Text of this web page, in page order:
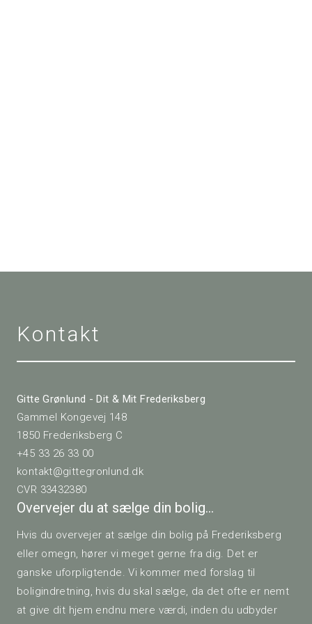
Kontakt
Gitte Grønlund - Dit & Mit Frederiksberg
Gammel Kongevej 148
1850 Frederiksberg C
+45 33 26 33 00
kontakt@gittegronlund.dk
CVR 33432380
Overvejer du at sælge din bolig…
Hvis du overvejer at sælge din bolig på Frederiksberg
eller omegn, hører vi meget gerne fra dig. Det er
ganske uforpligtende. Vi kommer med forslag til
boligindretning, hvis du skal sælge, da det ofte er nemt
at give dit hjem endnu mere værdi, inden du udbyder